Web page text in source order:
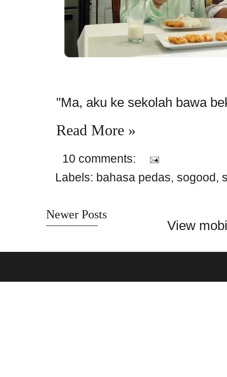
"Ma, aku ke sekolah bawa
Read More »
10 comments:
Labels: bahasa pedas, sogood,
Newer Posts
View